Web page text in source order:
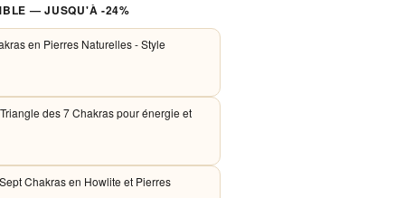
et Apple Pay. Aucune donnée
serveurs.
— JUSQU'À -24%
en Pierres Naturelles - Style
des 7 Chakras pour énergie et
Chakras en Howlite et Pierres